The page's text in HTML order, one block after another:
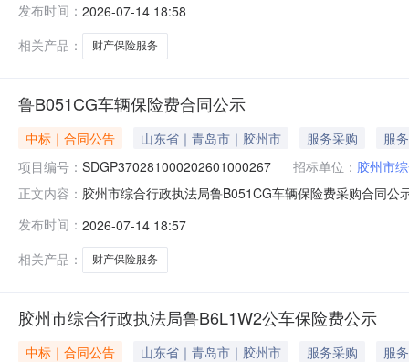
方）：中路财产保险股份有限公司青岛分公司地址：山
发布时间： 2026-07-14 18:58
相关产品：
财产保险服务
鲁B051CG车辆保险费合同公示
中标｜合同公告 山东省｜青岛市｜胶州市 服务采购
服务
项目编号： SDGP370281000202601000267 招标单位： 胶州市
正文内容： 胶州市综合行政执法局鲁B051CG车辆保险费采购合同
方）：中路财产保险股份有限公司青岛分公司地址：山
发布时间： 2026-07-14 18:57
相关产品：
财产保险服务
胶州市综合行政执法局鲁B6L1W2公车保险费公示
中标｜合同公告 山东省｜青岛市｜胶州市 服务采购
服务